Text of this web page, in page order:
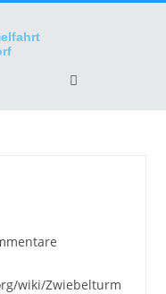
wiki/Zwiebelturm